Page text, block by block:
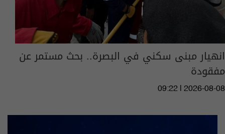
انهيار مبنى سكني في البصرة.. بحث مستمر عن
مفقودة
09:22 | 2026-08-08